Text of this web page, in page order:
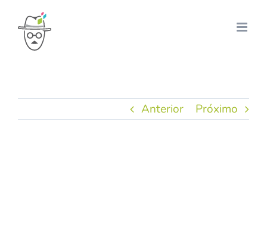
para
conteúdo
Anterior Próximo